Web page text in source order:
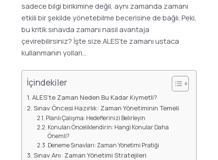
sadece bilgi birikimine değil, aynı zamanda zamanı
etkili bir şekilde yönetebilme becerisine de bağlı. Peki,
bu kritik sınavda zamanı nasıl avantaja
çevirebilirsiniz? İşte size ALES’te zamanı ustaca
kullanmanın yolları…
İçindekiler
ALES’te Zaman Neden Bu Kadar Kıymetli?
Sınav Öncesi Hazırlık: Zaman Yönetiminin Temeli
Planlı Çalışma: Hedeflerinizi Belirleyin
Konuları Önceliklendirin: Hangi Konular Daha
Önemli?
Deneme Sınavları: Zaman Yönetimi Pratiği
Sınav Anı: Zaman Yönetimi Stratejileri